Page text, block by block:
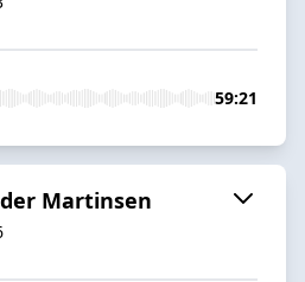
59:21
Martinsen